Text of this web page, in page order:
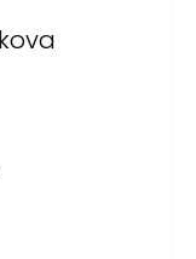
z 5 hvězdiček.
z 5 hvězdiček.